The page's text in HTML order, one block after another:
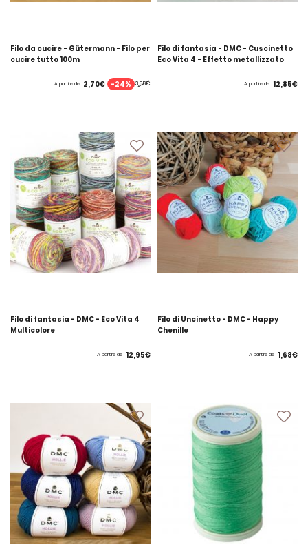
Filo da cucire - Gütermann - Filo per
cucire tutto 100m
3,55€
A partire de 2,70€ -24%
Filo di fantasia - DMC - Cuscinetto
Eco Vita 4 - Effetto metallizzato
A partire de 12,85€
Filo di fantasia - DMC - Eco Vita 4
Multicolore
A partire de 12,95€
Filo di Uncinetto - DMC - Happy
Chenille
A partire de 1,68€